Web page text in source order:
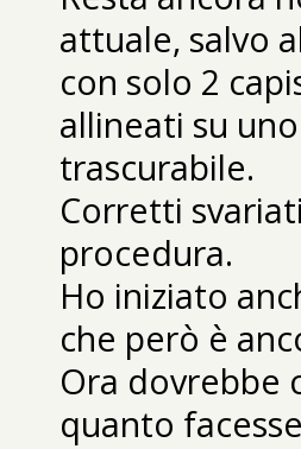
attuale, salvo
con solo 2
allineati su
trascurabile.
Corretti
procedura.
Ho iniziato
che però è
Ora dovrebbe
quanto